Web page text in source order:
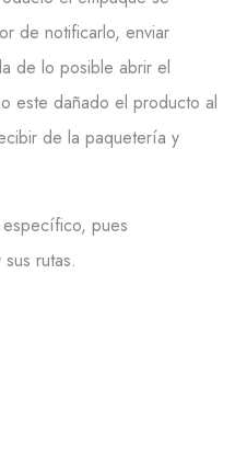
de notificarlo, enviar
de lo posible abrir el
este dañado el producto al
de la paquetería y
específico, pues
rutas.